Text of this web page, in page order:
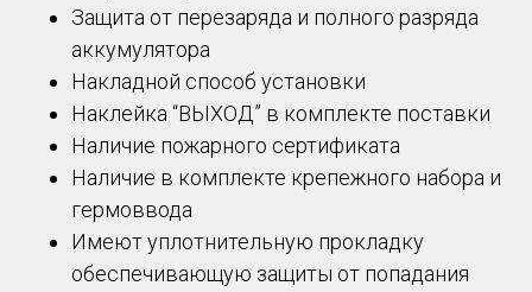
Защита от перезаряда и полного разряда
аккумулятора
Накладной способ установки
Наклейка “ВЫХОД” в комплекте поставки
Наличие пожарного сертификата
Наличие в комплекте крепежного набора и
гермоввода
Имеют уплотнительную прокладку
обеспечивающую защиты от попадания